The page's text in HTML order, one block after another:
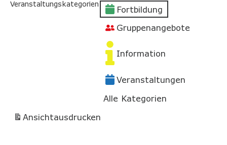
Veranstaltungskategorien
Fortbildung
Gruppenangebote
Information
Veranstaltungen
Alle Kategorien
Ansichtausdrucken